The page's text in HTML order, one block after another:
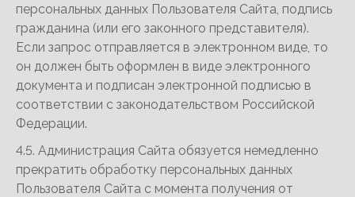
персональных данных Пользователя Сайта, подпись
гражданина (или его законного представителя).
Если запрос отправляется в электронном виде, то
он должен быть оформлен в виде электронного
документа и подписан электронной подписью в
соответствии с законодательством Российской
Федерации.
4.5. Администрация Сайта обязуется немедленно
прекратить обработку персональных данных
Пользователя Сайта с момента получения от